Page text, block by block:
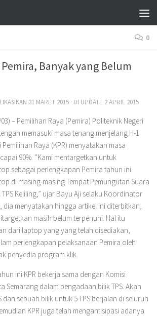
0
Banyak yang Belum
31 MARET 2015 · DI UPDATE 2 APRIL 2015
03) – Pemilihan Raya (Pemira) Politeknik Negeri
memasuki masa tenang menjelang H-1
Raya (KPR) menyatakan masa
90%. “Kami mentargetkan untuk
sebagai perlengkapan Pemira tahun ini.
di masing-masing Tempat Pemungutan Suara
TPS Keliling,” ujar Bayu Aji selaku Koordinator
dia menyatakan hingga artikel ini diterbitkan,
masih belum terpenuhi. Hal itu
dari laptop yang yang telah disediakan,
perlengkapan pelaksanaan Pemira oleh
penyedia program klik.
ini KPR bekerja sama dengan Komisi
Semarang dalam pengadaan bilik TPS. Akan
dan sebuah bilik untuk 5 TPS berjalan di seluruh
KPR juga telah mengantisipasi adanya